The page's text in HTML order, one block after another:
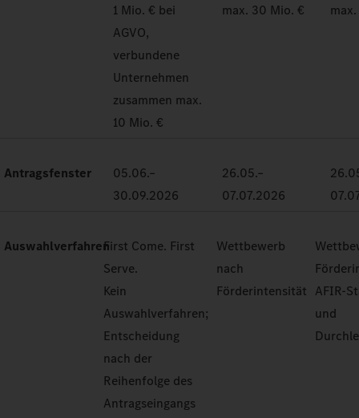
1 Mio. € bei
AGVO,
verbundene
Unternehmen
zusammen max.
10 Mio. €
max. 30 Mio. €
Antragsfenster
05.06.–
30.09.2026
26.05.–
07.07.2026
AuswahlverfahrenFirst Come. First
Serve.
Kein
Auswahlverfahren;
Entscheidung
nach der
Reihenfolge des
Antragseingangs
Wettbewerb
nach
Förderintensität AFIR-
und